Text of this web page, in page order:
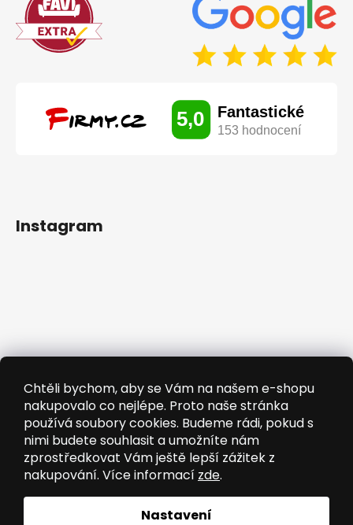
Chtěli bychom, aby se Vám na našem e-shopu
nakupovalo co nejlépe. Proto naše stránka
používá soubory cookies. Budeme rádi, pokud s
nimi budete souhlasit a umožníte nám
zprostředkovat Vám ještě lepší zážitek z
nakupování. Více informací zde.
Nastavení
Instagram
Sledovat na Instagramu